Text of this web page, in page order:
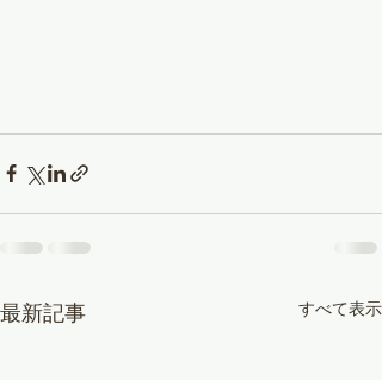
最新記事 すべて表示